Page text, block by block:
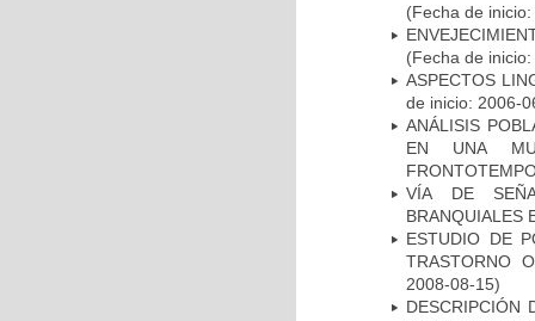
(Fecha de
(Fecha de
ASPECTOS
de inicio: 2006-
ANÁLISIS
EN UNA
VÍA DE
BRANQUIALES
ESTUDIO DE
TRASTORNO
2008-08-15)
DESCRIPCIÓN